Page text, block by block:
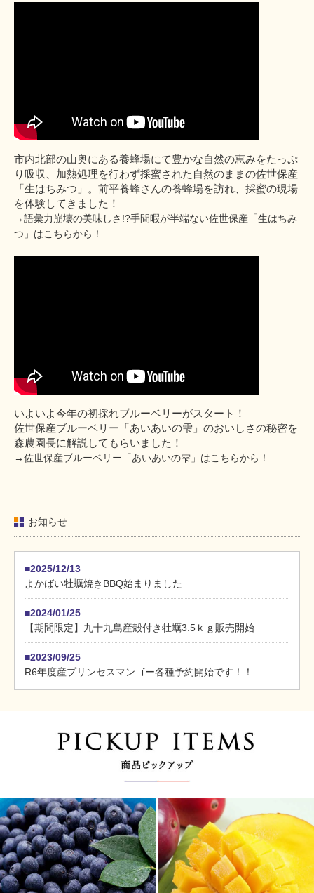
市内北部の山奥にある養蜂場にて豊かな自然の恵みをたっぷ
り吸収、加熱処理を行わず採蜜された自然のままの佐世保産
「生はちみつ」。前平養蜂さんの養蜂場を訪れ、採蜜の現場
を体験してきました！
→語彙力崩壊の美味しさ!?手間暇が半端ない佐世保産「生はちみ
つ」はこちらから！
いよいよ今年の初採れブルーベリーがスタート！
佐世保産ブルーベリー「あいあいの雫」のおいしさの秘密を
森農園長に解説してもらいました！
→佐世保産ブルーベリー「あいあいの雫」はこちらから！
お知らせ
■2025/12/13
よかばい牡蠣焼きBBQ始まりました
■2024/01/25
【期間限定】九十九島産殻付き牡蠣3.5ｋｇ販売開始
■2023/09/25
R6年度産プリンセスマンゴー各種予約開始です！！